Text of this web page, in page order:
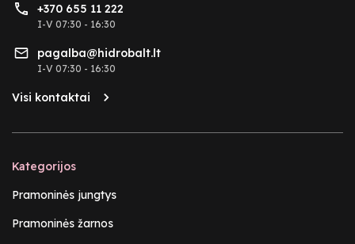
+370 655 11 222
I-V 07:30 - 16:30
pagalba@hidrobalt.lt
I-V 07:30 - 16:30
Visi kontaktai
Kategorijos
Pramoninės jungtys
Pramoninės žarnos